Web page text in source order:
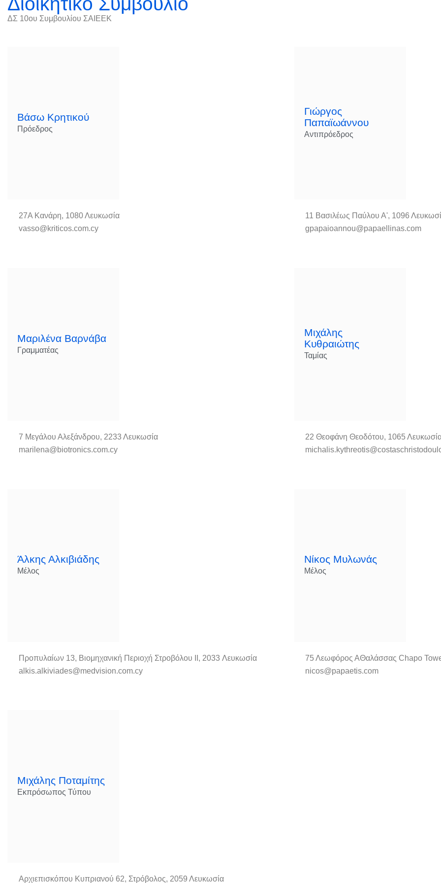
ΔΣ 10ου Συμβουλίου ΣΑΙΕΕΚ
Βάσω Κρητικού
Πρόεδρος
27Α Κανάρη, 1080 Λευκωσία
vasso@kriticos.com.cy
Γιώργος
Παπαϊωάννου
Αντιπρόεδρος
11 Βασιλέως Παύλου Α', 1096
gpapaioannou@papaellinas.com
Μαριλένα Βαρνάβα​
Γραμματέας​
7 Μεγάλου Αλεξάνδρου, 2233 Λευκωσία
marilena@biotronics.com.cy
Μιχάλης
Κυθραιώτης
Ταμίας
22 Θεοφάνη Θεοδότου, 1065
Άλκης Αλκιβιάδης
Μέλος
Προπυλαίων 13, Βιομηχανική Περιοχή Στροβόλου II, 2033 Λευκωσία
alkis.alkiviades@medvision.com.cy
Νίκος Μυλωνάς
Μέλος
75 Λεωφόρος ΑΘαλάσσας Chapo
nicos@papaetis.com
Μιχάλης Ποταμίτης
Εκπρόσωπος Τύπου
Αρχιεπισκόπου Κυπριανού 62, Στρόβολος, 2059 Λευκωσία